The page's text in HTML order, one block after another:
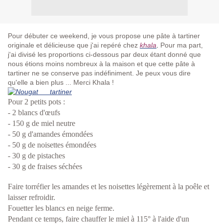
Pour débuter ce weekend, je vous propose une pâte à tartiner
originale et délicieuse que j'ai repéré chez khala
Pour ma part,
j'ai divisé les proportions ci-dessous par deux étant donné que
nous étions moins nombreux à la maison et que cette pâte à
tartiner ne se conserve pas indéfiniment. Je peux vous dire
qu'elle a bien plus ... Merci Khala !
Pour 2 petits pots :
- 2 blancs d'œufs
- 150 g de miel neutre
- 50 g d'amandes émondées
- 50 g de noisettes émondées
- 30 g de pistaches
- 30 g de fraises séchées
Faire torréfier les amandes et les noisettes légèrement à la poêle et
laisser refroidir.
Fouetter les blancs en neige ferme.
Pendant ce temps, faire chauffer le miel à 115° à l'aide d'un